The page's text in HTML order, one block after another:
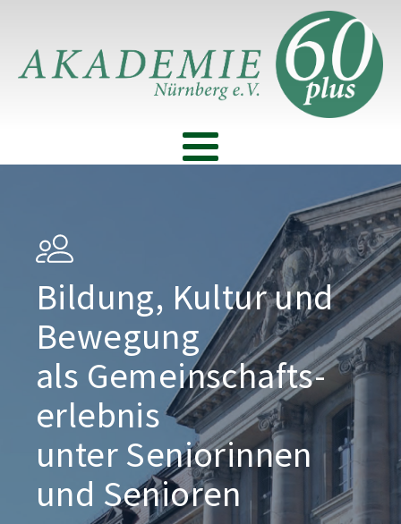
Bildung, Kultur und
Bewegung
als Gemeinschafts­
erlebnis
unter Seniorinnen
und Senioren